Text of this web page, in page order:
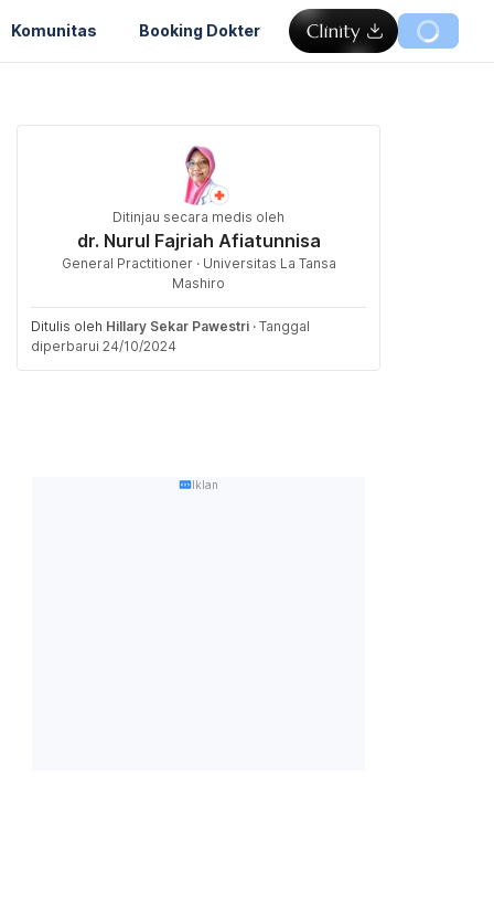
Komunitas Booking Dokter
Ditinjau secara medis oleh
dr. Nurul Fajriah Afiatunnisa
General Practitioner · Universitas La Tansa
Mashiro
Ditulis oleh Hillary Sekar Pawestri · Tanggal
diperbarui 24/10/2024
Iklan